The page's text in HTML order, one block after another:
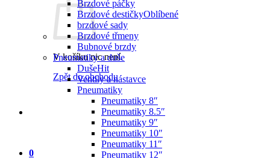
V košíku nic není.
Zpět do obchodu
0
Brzdové páčky
Brzdové destičky
brzdové sady
Brzdové třmeny
Bubnové brzdy
Pneumatiky a duše
Duše
Ventily a nástavce
Pneumatiky
Pneumatiky 8″
Pneumatiky 8.5″
Pneumatiky 9″
Pneumatiky 10″
Pneumatiky 11″
Pneumatiky 12″